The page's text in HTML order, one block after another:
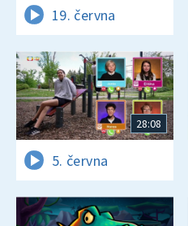
19. června
28:08
5. června